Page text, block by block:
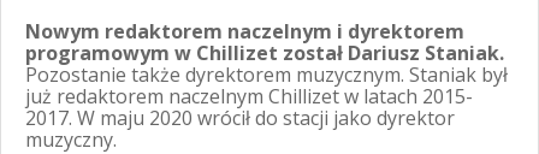
Nowym redaktorem naczelnym i dyrektorem
programowym w Chillizet został Dariusz Staniak.
Pozostanie także dyrektorem muzycznym. Staniak był
już redaktorem naczelnym Chillizet w latach 2015-
2017. W maju 2020 wrócił do stacji jako dyrektor
muzyczny.